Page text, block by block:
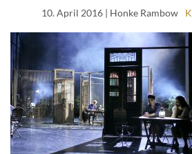
10. April 2016| Honke Rambow